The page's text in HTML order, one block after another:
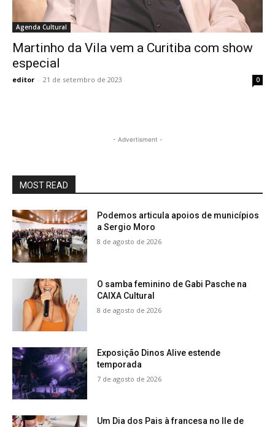
Agenda Cultural
Martinho da Vila vem a Curitiba com show
especial
editor - 21 de setembro de 2023 0
- Advertisment -
MOST READ
Podemos articula apoios de municípios
a Sergio Moro
8 de agosto de 2026
O samba feminino de Gabi Pasche na
CAIXA Cultural
8 de agosto de 2026
Exposição Dinos Alive estende
temporada
7 de agosto de 2026
Um Dia dos Pais à francesa no Ile de